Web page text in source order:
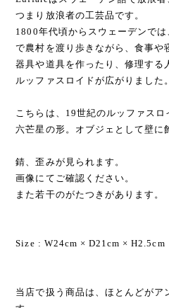
つまり放浪者の工芸品です。
1800年代頃からスウェーデンで
で農村を渡り歩きながら、食事や
器具や道具を作ったり、修理する
ルッファスロイドが広がりました。
こちらは、19世紀のルッファスロ
六芒星の形。オブジェとして壁に
錆、歪みが見られます。
画像にてご確認ください。
また若干のがたつきがあります。
Size : W24cm × D21cm × H2.5cm
当店で扱う商品は、ほとんどがア